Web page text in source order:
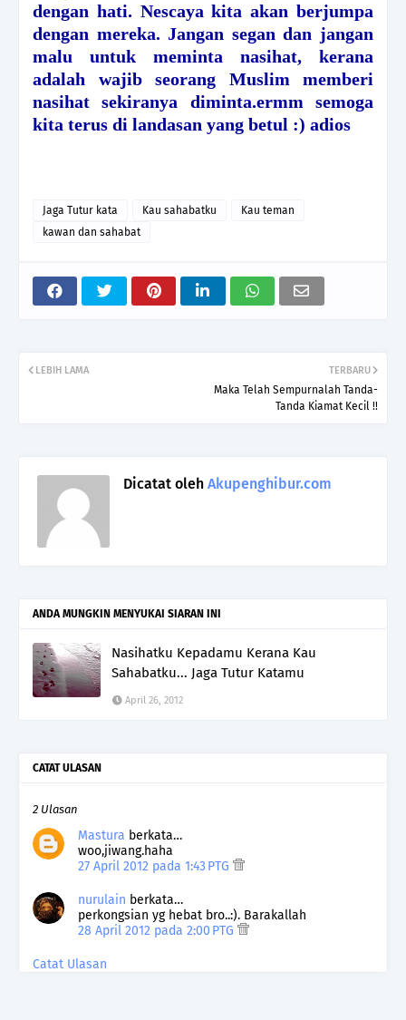
dengan hati. Nescaya kita akan berjumpa
dengan mereka. Jangan segan dan jangan
malu untuk meminta nasihat, kerana
adalah wajib seorang Muslim memberi
nasihat sekiranya diminta.ermm semoga
kita terus di landasan yang betul :) adios
Jaga Tutur kata Kau sahabatku
Kau teman
kawan dan sahabat
TERBARU
Maka Telah Sempurnalah Tanda-
Tanda Kiamat Kecil !!
LEBIH LAMA
Dicatat oleh Akupenghibur.com
ANDA MUNGKIN MENYUKAI SIARAN INI
Nasihatku Kepadamu Kerana Kau
Sahabatku... Jaga Tutur Katamu
April 26, 2012
CATAT ULASAN
2 Ulasan
Mastura berkata…
woo,jiwang.haha
27 April 2012 pada 1:43 PTG
nurulain berkata…
perkongsian yg hebat bro..:). Barakallah
28 April 2012 pada 2:00 PTG
Catat Ulasan